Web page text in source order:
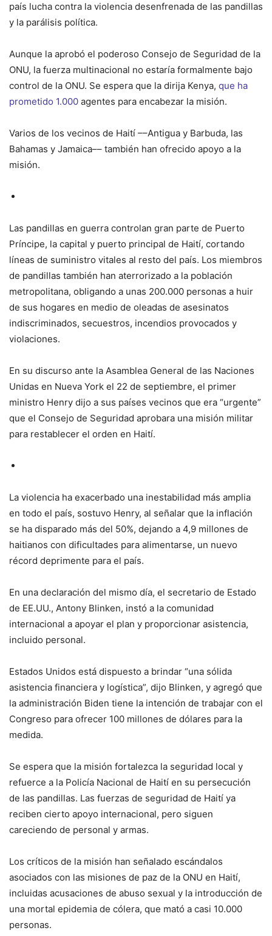
país lucha contra la violencia desenfrenada de las pandillas
y la parálisis política.
Aunque la aprobó el poderoso Consejo de Seguridad de la
ONU, la fuerza multinacional no estaría formalmente bajo
control de la ONU. Se espera que la dirija Kenya, que ha
prometido 1.000 agentes para encabezar la misión.
Varios de los vecinos de Haití ––Antigua y Barbuda, las
Bahamas y Jamaica–– también han ofrecido apoyo a la
misión.
Las pandillas en guerra controlan gran parte de Puerto
Príncipe, la capital y puerto principal de Haití, cortando
líneas de suministro vitales al resto del país. Los miembros
de pandillas también han aterrorizado a la población
metropolitana, obligando a unas 200.000 personas a huir
de sus hogares en medio de oleadas de asesinatos
indiscriminados, secuestros, incendios provocados y
violaciones.
En su discurso ante la Asamblea General de las Naciones
Unidas en Nueva York el 22 de septiembre, el primer
ministro Henry dijo a sus países vecinos que era “urgente”
que el Consejo de Seguridad aprobara una misión militar
para restablecer el orden en Haití.
La violencia ha exacerbado una inestabilidad más amplia
en todo el país, sostuvo Henry, al señalar que la inflación
se ha disparado más del 50%, dejando a 4,9 millones de
haitianos con dificultades para alimentarse, un nuevo
récord deprimente para el país.
En una declaración del mismo día, el secretario de Estado
de EE.UU., Antony Blinken, instó a la comunidad
internacional a apoyar el plan y proporcionar asistencia,
incluido personal.
Estados Unidos está dispuesto a brindar “una sólida
asistencia financiera y logística”, dijo Blinken, y agregó que
la administración Biden tiene la intención de trabajar con el
Congreso para ofrecer 100 millones de dólares para la
medida.
Se espera que la misión fortalezca la seguridad local y
refuerce a la Policía Nacional de Haití en su persecución
de las pandillas. Las fuerzas de seguridad de Haití ya
reciben cierto apoyo internacional, pero siguen
careciendo de personal y armas.
Los críticos de la misión han señalado escándalos
asociados con las misiones de paz de la ONU en Haití,
incluidas acusaciones de abuso sexual y la introducción de
una mortal epidemia de cólera, que mató a casi 10.000
personas.